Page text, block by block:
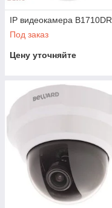
IP видеокамера B1710DR
Под заказ
Цену уточняйте